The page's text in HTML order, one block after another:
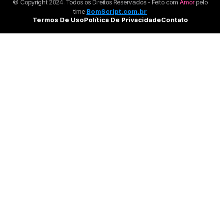
© Copyright 2024. Todos os Direitos Reservados - Feito com Amorpelo
time BomScript.com.br
Termos De UsoPolítica De PrivacidadeContato